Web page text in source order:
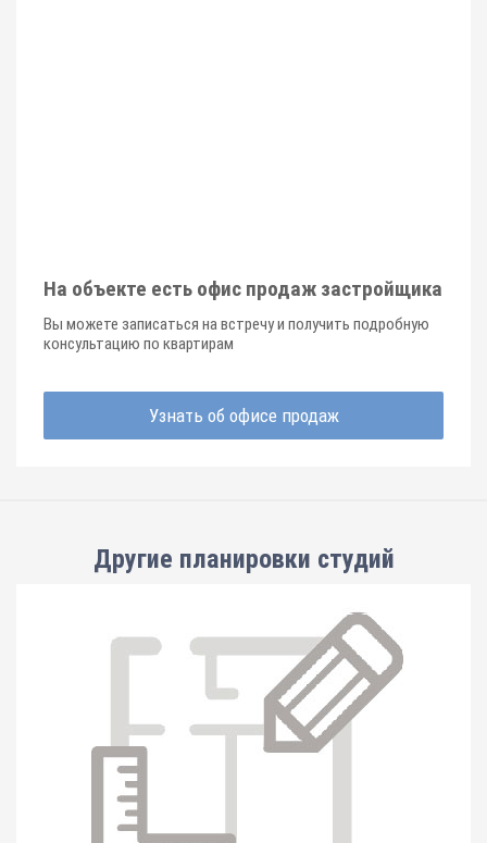
На объекте есть офис продаж застройщика
Вы можете записаться на встречу и получить подробную
консультацию по квартирам
Узнать об офисе продаж
Другие планировки студий